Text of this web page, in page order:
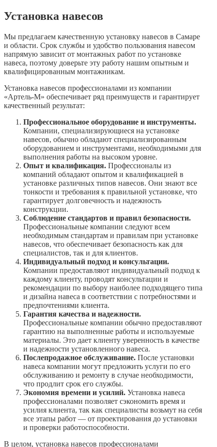
Установка навесов
Мы предлагаем качественную установку навесов в Самаре
и области. Срок службы и удобство пользования навесом
напрямую зависит от монтажных работ по установке
навеса, поэтому доверьте эту работу нашим опытным и
квалифицированным монтажникам.
Установка навесов профессионалами из компании
«Артель-М» обеспечивает ряд преимуществ и гарантирует
качественный результат:
Профессиональное оборудование и инструменты.
Компании, специализирующиеся на установке
навесов, обычно обладают специализированным
оборудованием и инструментами, необходимыми для
выполнения работы на высоком уровне.
Опыт и квалификация. Профессионалы из
компаний обладают опытом и квалификацией в
установке различных типов навесов. Они знают все
тонкости и требования к правильной установке, что
гарантирует долговечность и надежность
конструкции.
Соблюдение стандартов и правил безопасности.
Профессиональные компании следуют всем
необходимым стандартам и правилам при установке
навесов, что обеспечивает безопасность как для
специалистов, так и для клиентов.
Индивидуальный подход и консультации.
Компании предоставляют индивидуальный подход к
каждому клиенту, проводят консультации и
рекомендации по выбору наиболее подходящего типа
и дизайна навеса в соответствии с потребностями и
предпочтениями клиента.
Гарантия качества и надежности.
Профессиональные компании обычно предоставляют
гарантию на выполненные работы и используемые
материалы. Это дает клиенту уверенность в качестве
и надежности установленного навеса.
Послепродажное обслуживание. После установки
навеса компании могут предложить услуги по его
обслуживанию и ремонту в случае необходимости,
что продлит срок его службы.
Экономия времени и усилий. Установка навеса
профессионалами позволяет сэкономить время и
усилия клиента, так как специалисты возьмут на себя
все этапы работ — от проектирования до установки
и проверки работоспособности.
В целом, установка навесов профессионалами